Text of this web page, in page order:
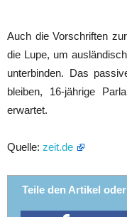
Auch die Vorschriften
die Lupe, um
unterbinden. Das
bleiben, 16-jährige
erwartet.
Quelle: zeit.de
Teile den Artikel